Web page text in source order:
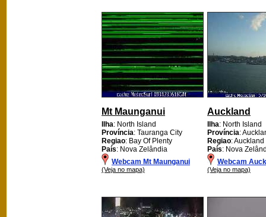
Mt Maunganui
Ilha: North Island
Província: Tauranga City
Regiao: Bay Of Plenty
País: Nova Zelândia
Webcam Mt Maunganui
(Veja no mapa)
Auckland
Ilha: North Island
Província:
Regiao: Auckland
País: Nova
Webcam
(Veja no mapa)